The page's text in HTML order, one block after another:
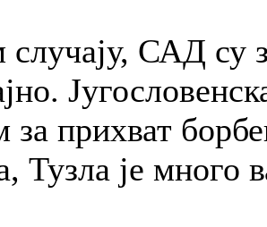
САД су
за прихват
Тузла је много